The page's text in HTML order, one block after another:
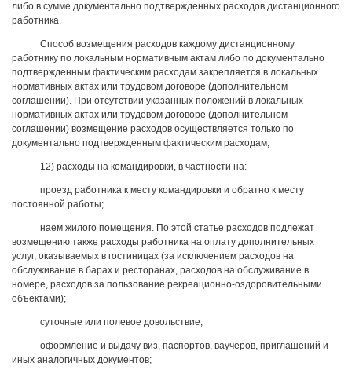
либо в сумме документально подтвержденных расходов дистанционного
работника.
Способ возмещения расходов каждому дистанционному
работнику по локальным нормативным актам либо по документально
подтвержденным фактическим расходам закрепляется в локальных
нормативных актах или трудовом договоре (дополнительном
соглашении). При отсутствии указанных положений в локальных
нормативных актах или трудовом договоре (дополнительном
соглашении) возмещение расходов осуществляется только по
документально подтвержденным фактическим расходам;
12) расходы на командировки, в частности на:
проезд работника к месту командировки и обратно к месту
постоянной работы;
наем жилого помещения. По этой статье расходов подлежат
возмещению также расходы работника на оплату дополнительных
услуг, оказываемых в гостиницах (за исключением расходов на
обслуживание в барах и ресторанах, расходов на обслуживание в
номере, расходов за пользование рекреационно-оздоровительными
объектами);
суточные или полевое довольствие;
оформление и выдачу виз, паспортов, ваучеров, приглашений и
иных аналогичных документов;